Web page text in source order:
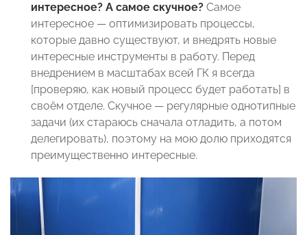
интересное? А самое скучное? Самое
интересное — оптимизировать процессы,
которые давно существуют, и внедрять новые
интересные инструменты в работу. Перед
внедрением в масштабах всей ГК я всегда
[проверяю, как новый процесс будет работать] в
своём отделе. Скучное — регулярные однотипные
задачи (их стараюсь сначала отладить, а потом
делегировать), поэтому на мою долю приходятся
преимущественно интересные.